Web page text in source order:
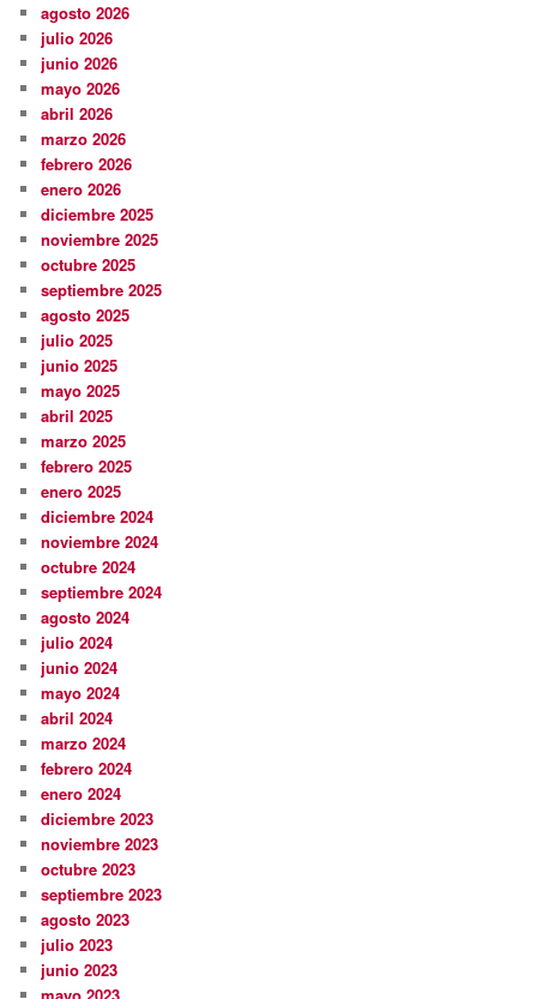
agosto 2026
julio 2026
junio 2026
mayo 2026
abril 2026
marzo 2026
febrero 2026
enero 2026
diciembre 2025
noviembre 2025
octubre 2025
septiembre 2025
agosto 2025
julio 2025
junio 2025
mayo 2025
abril 2025
marzo 2025
febrero 2025
enero 2025
diciembre 2024
noviembre 2024
octubre 2024
septiembre 2024
agosto 2024
julio 2024
junio 2024
mayo 2024
abril 2024
marzo 2024
febrero 2024
enero 2024
diciembre 2023
noviembre 2023
octubre 2023
septiembre 2023
agosto 2023
julio 2023
junio 2023